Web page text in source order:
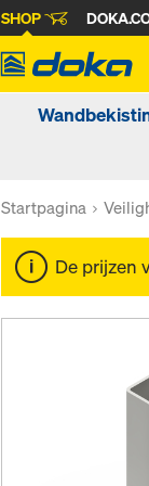
SHOP
Startpagina
De prijzen